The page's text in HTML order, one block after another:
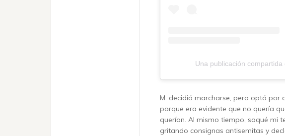
M. decidió marcharse, pero optó por
porque era evidente que no quería
querían. Al mismo tiempo, saqué mi
gritando consignas antisemitas y